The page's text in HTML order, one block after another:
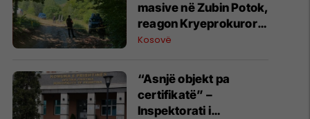
masive në Zubin Potok,
reagon Kryeprokurori i
Shtetit
Kosovë
“Asnjë objekt pa
certifikatë” –
Inspektorati i